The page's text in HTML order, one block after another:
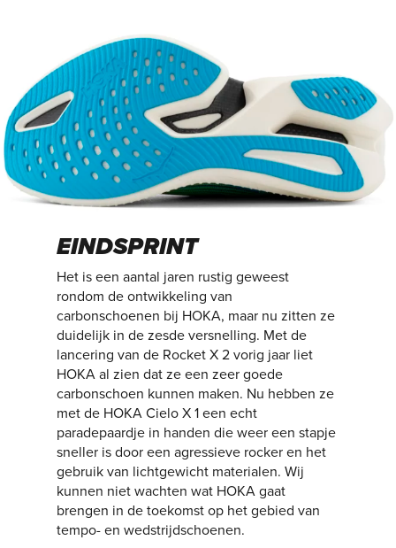
EINDSPRINT
Het is een aantal jaren rustig geweest
rondom de ontwikkeling van
carbonschoenen bij HOKA, maar nu zitten ze
duidelijk in de zesde versnelling. Met de
lancering van de Rocket X 2 vorig jaar liet
HOKA al zien dat ze een zeer goede
carbonschoen kunnen maken. Nu hebben ze
met de HOKA Cielo X 1 een echt
paradepaardje in handen die weer een stapje
sneller is door een agressieve rocker en het
gebruik van lichtgewicht materialen. Wij
kunnen niet wachten wat HOKA gaat
brengen in de toekomst op het gebied van
tempo- en wedstrijdschoenen.